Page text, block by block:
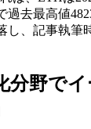
過去最高値
し、記事執筆
分野で